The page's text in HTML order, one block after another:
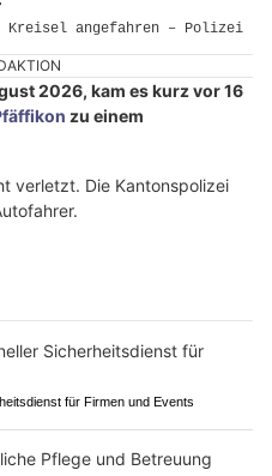
2026, kam es kurz vor 16
zu einem
verletzt. Die Kantonspolizei
für Firmen und Events